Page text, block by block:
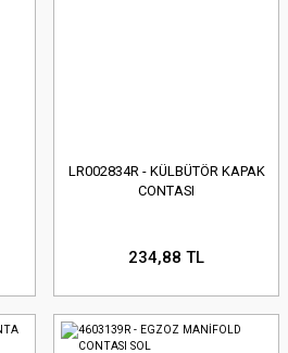
LR002834R - KÜLBÜTÖR KAPAK
CONTASI
234,88 TL